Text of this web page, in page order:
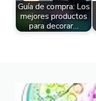
Guía de compra: Los
mejores productos
para decorar…